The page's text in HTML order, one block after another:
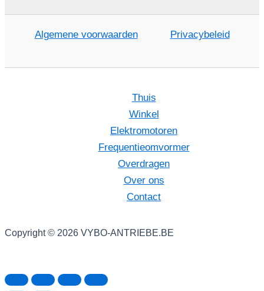
Algemene voorwaarden Privacybeleid
Thuis
Winkel
Elektromotoren
Frequentieomvormer
Overdragen
Over ons
Contact
Copyright © 2026 VYBO-ANTRIEBE.BE